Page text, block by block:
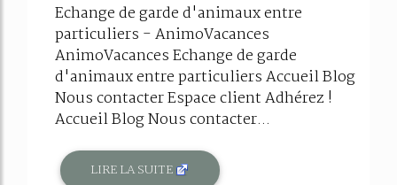
Echange de garde d'animaux entre
particuliers - AnimoVacances
AnimoVacances Echange de garde
d'animaux entre particuliers Accueil Blog
Nous contacter Espace client Adhérez !
Accueil Blog Nous contacter...
LIRE LA SUITE